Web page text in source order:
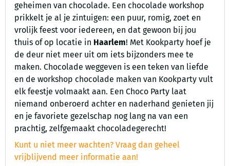
geheimen van chocolade. Een chocolade workshop
prikkelt je al je zintuigen: een puur, romig, zoet en
vrolijk feest voor iedereen, en dat gewoon bij jou
thuis of op locatie in Haarlem! Met Kookparty hoef je
de deur niet meer uit om iets bijzonders mee te
maken. Chocolade weggeven is een teken van liefde
en de workshop chocolade maken van Kookparty vult
elk feestje volmaakt aan. Een Choco Party laat
niemand onberoerd achter en naderhand genieten jij
en je favoriete gezelschap nog lang na van een
prachtig, zelfgemaakt chocoladegerecht!
Kunt u niet meer wachten? Vraag dan geheel
vrijblijvend meer informatie aan!